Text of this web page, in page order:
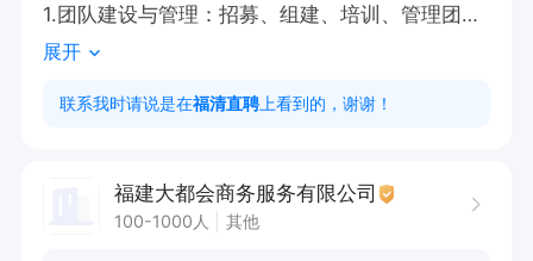
1.团队建设与管理：招募、组建、培训、管理团
队，制定发展规划，保障稳定与活力。
2.销售策略与目标达成：制定并执行销售策略，驱
知识与技巧支持，解决复杂问题，组织提升能力的
展开
联系我时请说是在福清直聘 上看到的，谢谢！
福建大都会商务服务有限公司
100-1000人 其他